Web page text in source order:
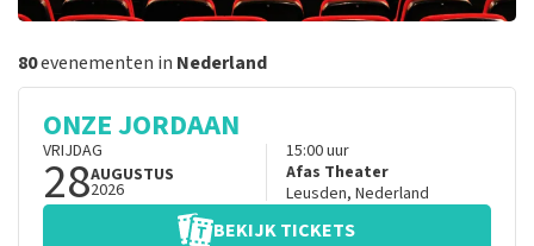
80evenementen in Nederland
ONZE JORDAAN
VRIJDAG
28AUGUSTUS
2026
15:00uur
Afas Theater
Leusden, Nederland
BEKIJK TICKETS